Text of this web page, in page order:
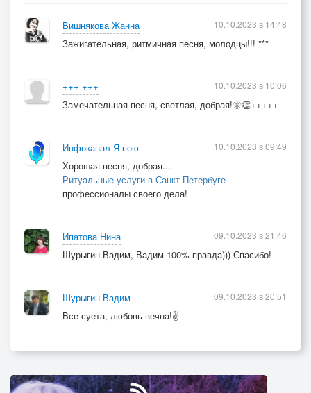
Вишнякова Жанна
Зажигательная, ритмичная песня, молодцы!!! ***
10.10.2023 в 14:48
+++ +++
Замечательная песня, светлая, добрая!🌞👏+++++
10.10.2023 в 10:06
Инфоканал Я-пою
Хорошая песня, добрая...
Ритуальные услуги в Санкт-Петербуге -
профессионалы своего дела!
10.10.2023 в 09:49
Ипатова Нина
Шурыгин Вадим, Вадим 100% правда))) Спасибо!
09.10.2023 в 21:46
Шурыгин Вадим
Все суета, любовь вечна!✌
09.10.2023 в 20:51